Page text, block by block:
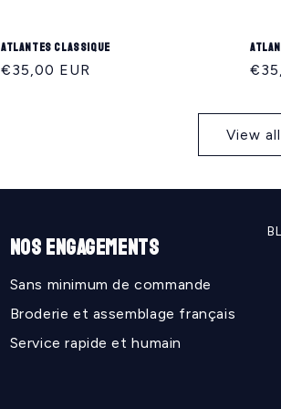
Atlantes classique
Regular
€35,00 EUR
View all
NOS ENGAGEMENTS
Sans minimum de commande
Broderie et assemblage français
Service rapide et humain